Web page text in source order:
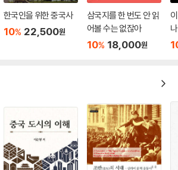
다. 청의 정벌과 일본의 유린, 국민당의 2.28학
섬 타이완을 시작으로, 재당 신라인과 고려 상
상들의 국제 교류의 역사를 되짚었다. 더불어 정
길을 통해 이국땅으로 흘러간 이들의 삶을 살핀
중국 서남부의 소수 민족을 찾는다. 한족의 한 갈
형태의 집에 거주하는 객가인들, 둔보라는 공간에
들과 산상에서 백숙에 백주를 곁들이는 먀오족의
여준다. 또 샹그릴라 가는 길에서는 모계 풍습이
다. 타인의 삶을 자신의 삶으로 재단하는 것은 어
마음속에는 샹그릴라가 있기 때문이다.
한국인을 위한 중국사
10% 22,500원
삼국지를 한 번도 안 읽
어볼 수는 없잖아
10% 18,000원